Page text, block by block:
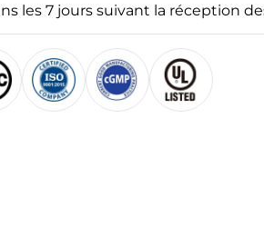
les 7 jours suivant la réception